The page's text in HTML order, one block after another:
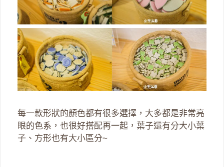
每一款形狀的顏色都有很多選擇，大多都是非常亮
眼的色系，也很好搭配再一起，葉子還有分大小葉
子、方形也有大小區分~